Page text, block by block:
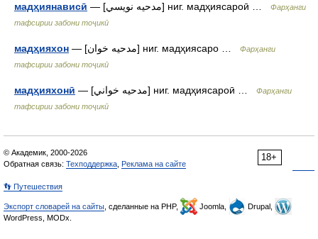
мадҳиянависӣ — [مدحيه نويسي] ниг. мадҳиясароӣ …
Фарҳанги
тафсирии забони тоҷикӣ
мадҳияхон — [مدحيه خوان] ниг. мадҳиясаро …
Фарҳанги
тафсирии забони тоҷикӣ
мадҳияхонӣ — [مدحيه خواني] ниг. мадҳиясароӣ …
Фарҳанги
тафсирии забони тоҷикӣ
18+
© Академик, 2000-2026
Обратная связь: Техподдержка Реклама на сайте
👣 Путешествия
Экспорт словарей на сайты , сделанные на PHP, Joomla,
Drupal,
WordPress, MODx.